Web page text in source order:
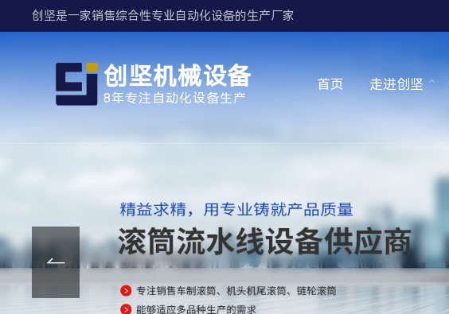
创坚是一家销售综合性专业自动化设备的生产厂家
创坚机械设备
8年专注自动化设备生产
首页 走进创坚
